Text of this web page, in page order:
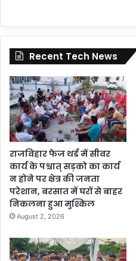
Recent Tech News
राजविहार फेज थर्ड में सीवर
कार्य के पश्चात् सड़को का कार्य
न होने पर क्षेत्र की जनता
परेशान, बरसात में घरों से बाहर
निकलना हुआ मुश्किल
August 2, 2026